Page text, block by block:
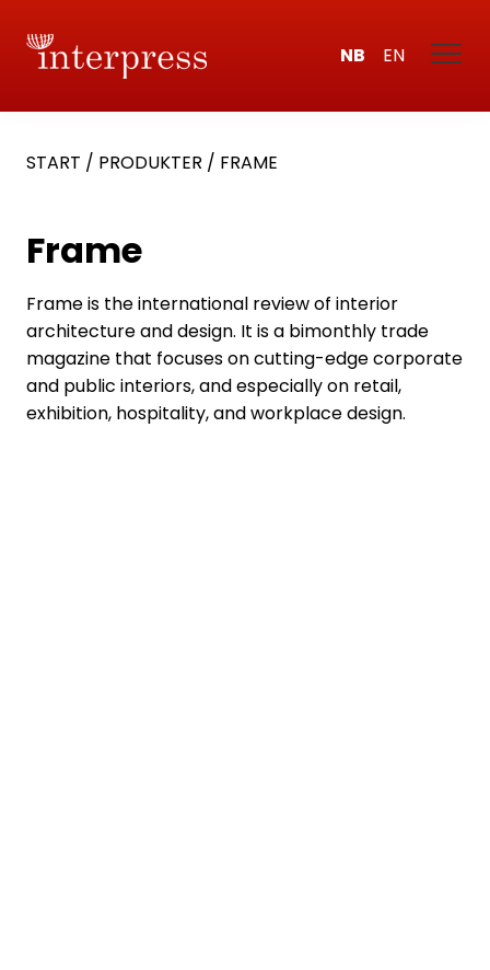
NB EN
START / PRODUKTER / FRAME
Frame
Frame is the international review of interior
architecture and design. It is a bimonthly trade
magazine that focuses on cutting-edge corporate
and public interiors, and especially on retail,
exhibition, hospitality, and workplace design.